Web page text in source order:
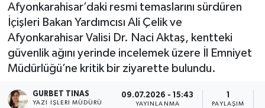
Afyonkarahisar’daki resmi temaslarını sürdüren
İçişleri Bakan Yardımcısı Ali Çelik ve
Afyonkarahisar Valisi Dr. Naci Aktaş, kentteki
güvenlik ağını yerinde incelemek üzere İl Emniyet
Müdürlüğü’ne kritik bir ziyarette bulundu.
GURBET TINAS
YAZI İŞLERI MÜDÜRÜ
09.07.2026 - 15:43
YAYINLANMA PAYLAŞIM
Kültür - Sanat
Yaşam